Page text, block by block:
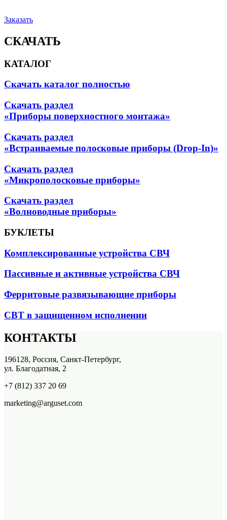
Заказать
СКАЧАТЬ
КАТАЛОГ
Скачать каталог полностью
Скачать раздел
«Приборы поверхностного монтажа»
Скачать раздел
«Встраиваемые полосковые приборы (Drop-In)»
Скачать раздел
«Микрополосковые приборы»
Скачать раздел
«Волноводные приборы»
БУКЛЕТЫ
Комплексированные устройства СВЧ
Пассивные и активные устройства СВЧ
Ферритовые развязывающие приборы
СВТ в защищенном исполнении
КОНТАКТЫ
196128, Россия, Санкт-Петербург,
ул. Благодатная, 2
+7 (812) 337 20 69
marketing@arguset.com